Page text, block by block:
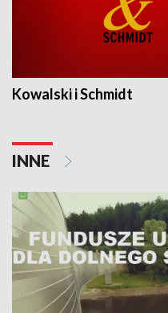
Kowalski i Schmidt
INNE